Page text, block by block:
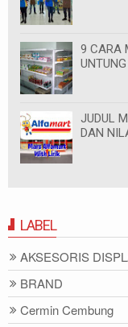
9 CARA
JUDUL
DAN
LABEL
AKSESORIS
BRAND
Cermin Cembung